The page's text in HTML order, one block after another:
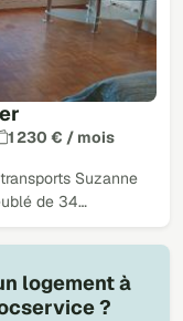
1 230 € / mois
Suzanne
de 34…
logement à
?